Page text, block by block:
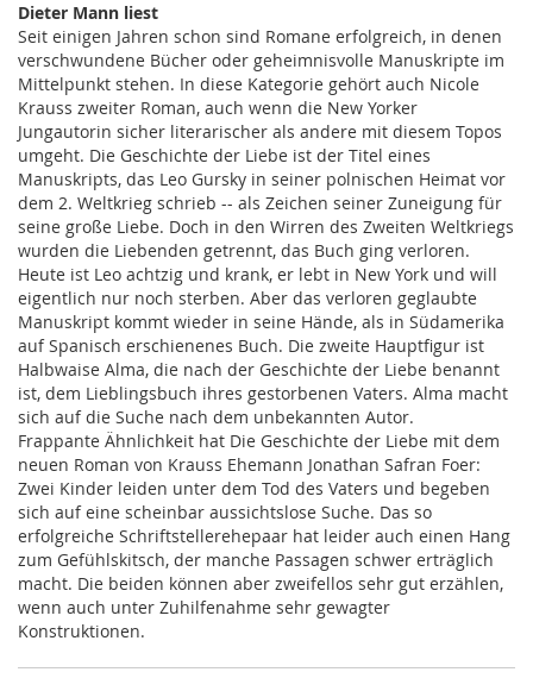
Dieter Mann liest
Seit einigen Jahren schon sind Romane erfolgreich, in denen
verschwundene Bücher oder geheimnisvolle Manuskripte im
Mittelpunkt stehen. In diese Kategorie gehört auch Nicole
Krauss zweiter Roman, auch wenn die New Yorker
Jungautorin sicher literarischer als andere mit diesem Topos
umgeht. Die Geschichte der Liebe ist der Titel eines
Manuskripts, das Leo Gursky in seiner polnischen Heimat vor
dem 2. Weltkrieg schrieb -- als Zeichen seiner Zuneigung für
seine große Liebe. Doch in den Wirren des Zweiten Weltkriegs
wurden die Liebenden getrennt, das Buch ging verloren.
Heute ist Leo achtzig und krank, er lebt in New York und will
eigentlich nur noch sterben. Aber das verloren geglaubte
Manuskript kommt wieder in seine Hände, als in Südamerika
auf Spanisch erschienenes Buch. Die zweite Hauptfigur ist
Halbwaise Alma, die nach der Geschichte der Liebe benannt
ist, dem Lieblingsbuch ihres gestorbenen Vaters. Alma macht
sich auf die Suche nach dem unbekannten Autor.
Frappante Ähnlichkeit hat Die Geschichte der Liebe mit dem
neuen Roman von Krauss Ehemann Jonathan Safran Foer:
Zwei Kinder leiden unter dem Tod des Vaters und begeben
sich auf eine scheinbar aussichtslose Suche. Das so
erfolgreiche Schriftstellerehepaar hat leider auch einen Hang
zum Gefühlskitsch, der manche Passagen schwer erträglich
macht. Die beiden können aber zweifellos sehr gut erzählen,
wenn auch unter Zuhilfenahme sehr gewagter
Konstruktionen.